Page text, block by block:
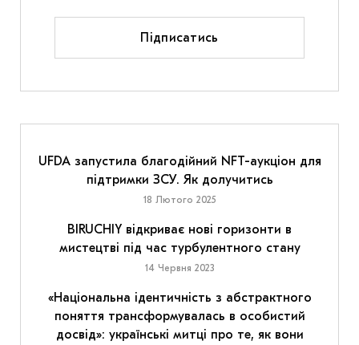
Підписатись
UFDA запустила благодійний NFT-аукціон для
підтримки ЗСУ. Як долучитись
18 Лютого 2025
BIRUCHIY відкриває нові горизонти в
мистецтві під час турбулентного стану
14 Червня 2023
«Національна ідентичність з абстрактного
поняття трансформувалась в особистий
досвід»: українські митці про те, як вони